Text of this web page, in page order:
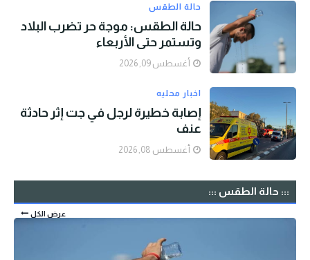
حالة الطقس
حالة الطقس: موجة حر تضرب البلاد
وتستمر حتى الأربعاء
أغسطس 09, 2026
اخبار محليه
إصابة خطيرة لرجل في جت إثر حادثة
عنف
أغسطس 08, 2026
::: حالة الطقس :::
عرض الكل